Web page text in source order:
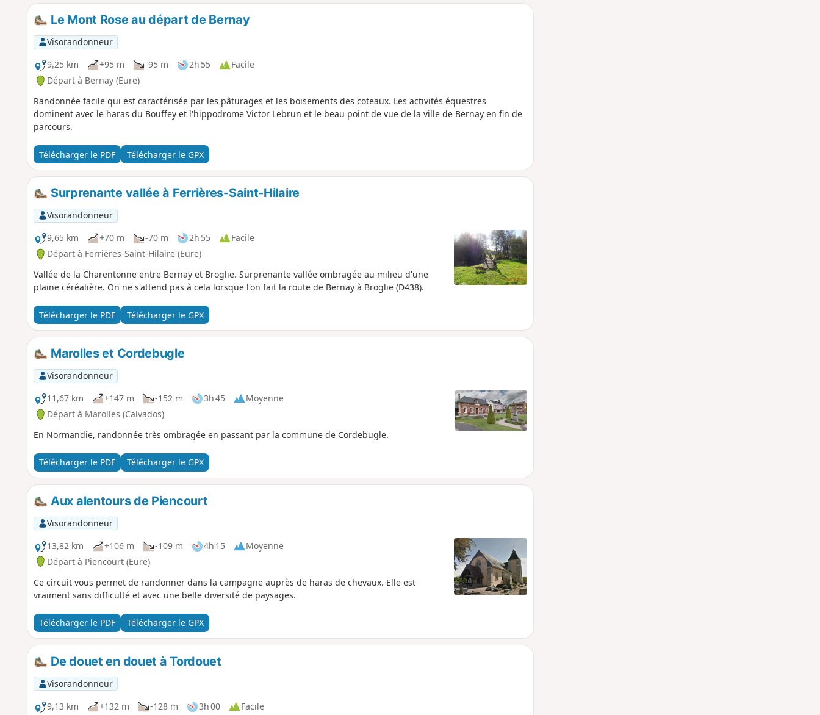
Le Mont Rose au départ de Bernay
Visorandonneur
9,25 km
+95 m -95 m 2h 55
Facile
Départ à Bernay (Eure)
Randonnée facile qui est caractérisée par les pâturages et les boisements des coteaux. Les activités équestres
dominent avec le haras du Bouffey et l'hippodrome Victor Lebrun et le beau point de vue de la ville de Bernay en fin de
parcours.
Télécharger le PDF Télécharger le GPX
Surprenante vallée à Ferrières-Saint-Hilaire
Visorandonneur
9,65 km
+70 m -70 m 2h 55
Facile
Départ à Ferrières-Saint-Hilaire (Eure)
Vallée de la Charentonne entre Bernay et Broglie. Surprenante vallée ombragée au milieu d'une
plaine céréalière. On ne s'attend pas à cela lorsque l'on fait la route de Bernay à Broglie (D438).
Télécharger le PDF Télécharger le GPX
Marolles et Cordebugle
Visorandonneur
11,67 km
+147 m -152 m 3h 45
Moyenne
Départ à Marolles (Calvados)
En Normandie, randonnée très ombragée en passant par la commune de Cordebugle.
Télécharger le PDF Télécharger le GPX
Aux alentours de Piencourt
Visorandonneur
13,82 km
+106 m -109 m 4h 15
Moyenne
Départ à Piencourt (Eure)
Ce circuit vous permet de randonner dans la campagne auprès de haras de chevaux. Elle est
vraiment sans difficulté et avec une belle diversité de paysages.
Télécharger le PDF Télécharger le GPX
De douet en douet à Tordouet
Visorandonneur
9,13 km
+132 m -128 m 3h 00
Facile